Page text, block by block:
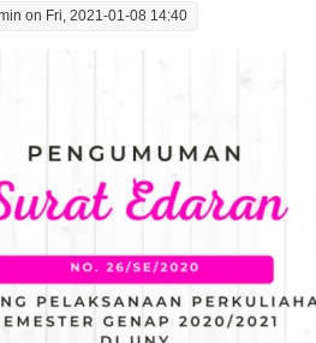
on Fri, 2021-01-08 14:40